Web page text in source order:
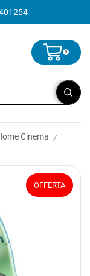
0
Cinema /
OFFERTA